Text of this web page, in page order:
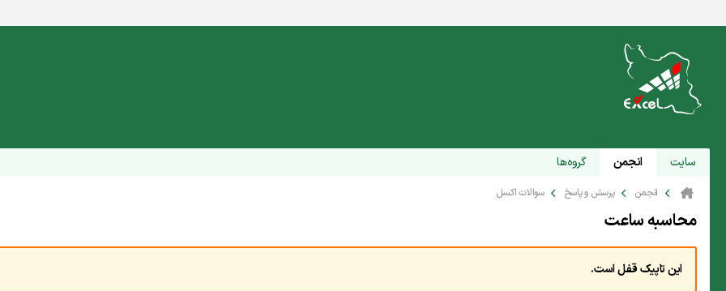
سایت انجمن گروه‌ها
انجمن پرسش و پاسخ سوالات اکسل
محاسبه ساعت
این تاپیک قفل است.